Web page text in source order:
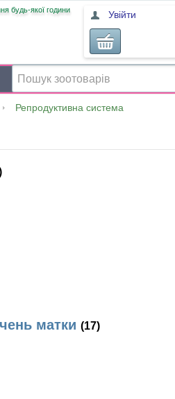
будь-якої години Увійти
Репродуктивна система
матки (17)